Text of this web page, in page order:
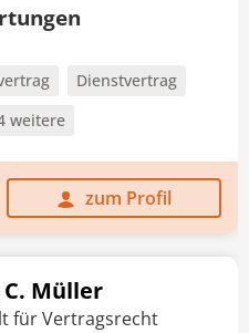
Dienstvertrag
weitere
zum Profil
C. Müller
für Vertragsrecht